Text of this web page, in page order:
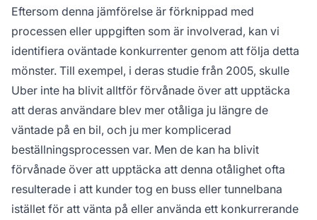
Eftersom denna jämförelse är förknippad med
processen eller uppgiften som är involverad, kan vi
identifiera oväntade konkurrenter genom att följa detta
mönster. Till exempel, i deras studie från 2005, skulle
Uber inte ha blivit alltför förvånade över att upptäcka
att deras användare blev mer otåliga ju längre de
väntade på en bil, och ju mer komplicerad
beställningsprocessen var. Men de kan ha blivit
förvånade över att upptäcka att denna otålighet ofta
resulterade i att kunder tog en buss eller tunnelbana
istället för att vänta på eller använda ett konkurrerande